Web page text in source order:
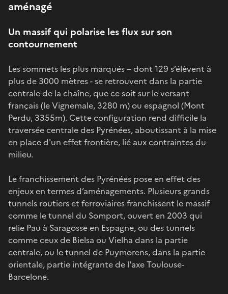
aménagé
Un massif qui polarise les flux sur son
contournement
Les sommets les plus marqués – dont 129 s’élèvent à
plus de 3000 mètres - se retrouvent dans la partie
centrale de la chaîne, que ce soit sur le versant
français (le Vignemale, 3280 m) ou espagnol (Mont
Perdu, 3355m). Cette configuration rend difficile la
traversée centrale des Pyrénées, aboutissant à la mise
en place d'un effet frontière, lié aux contraintes du
milieu.
Le franchissement des Pyrénées pose en effet des
enjeux en termes d’aménagements. Plusieurs grands
tunnels routiers et ferroviaires franchissent le massif
comme le tunnel du Somport, ouvert en 2003 qui
relie Pau à Saragosse en Espagne, ou des tunnels
comme ceux de Bielsa ou Vielha dans la partie
centrale, ou le tunnel de Puymorens, dans la partie
orientale, partie intégrante de l'axe Toulouse-
Barcelone.